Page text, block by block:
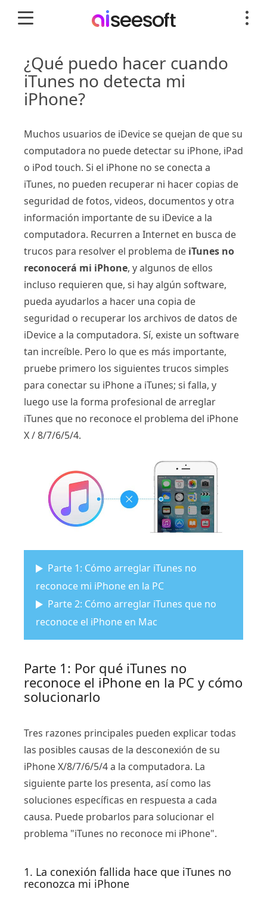
¿Qué puedo hacer cuando
iTunes no detecta mi
iPhone?
Muchos usuarios de iDevice se quejan de que su
computadora no puede detectar su iPhone, iPad
o iPod touch. Si el iPhone no se conecta a
iTunes, no pueden recuperar ni hacer copias de
seguridad de fotos, videos, documentos y otra
información importante de su iDevice a la
computadora. Recurren a Internet en busca de
trucos para resolver el problema de iTunes no
reconocerá mi iPhone, y algunos de ellos
incluso requieren que, si hay algún software,
pueda ayudarlos a hacer una copia de
seguridad o recuperar los archivos de datos de
iDevice a la computadora. Sí, existe un software
tan increíble. Pero lo que es más importante,
pruebe primero los siguientes trucos simples
para conectar su iPhone a iTunes; si falla, y
luego use la forma profesional de arreglar
iTunes que no reconoce el problema del iPhone
X / 8/7/6/5/4.
Parte 1: Cómo arreglar iTunes no
reconoce mi iPhone en la PC
Parte 2: Cómo arreglar iTunes que no
reconoce el iPhone en Mac
Parte 1: Por qué iTunes no
reconoce el iPhone en la PC y cómo
solucionarlo
Tres razones principales pueden explicar todas
las posibles causas de la desconexión de su
iPhone X/8/7/6/5/4 a la computadora. La
siguiente parte los presenta, así como las
soluciones específicas en respuesta a cada
causa. Puede probarlos para solucionar el
problema "iTunes no reconoce mi iPhone".
1. La conexión fallida hace que iTunes no
reconozca mi iPhone